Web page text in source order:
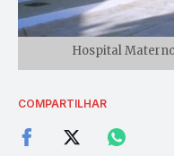
Hospital
COMPARTILHAR